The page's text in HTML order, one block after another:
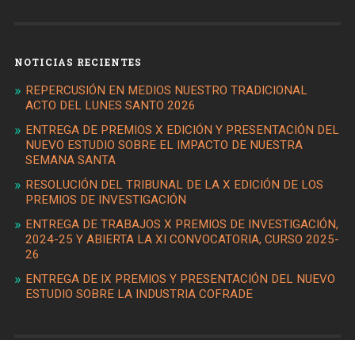
NOTICIAS RECIENTES
REPERCUSIÓN EN MEDIOS NUESTRO TRADICIONAL
ACTO DEL LUNES SANTO 2026
ENTREGA DE PREMIOS X EDICIÓN Y PRESENTACIÓN DEL
NUEVO ESTUDIO SOBRE EL IMPACTO DE NUESTRA
SEMANA SANTA
RESOLUCIÓN DEL TRIBUNAL DE LA X EDICIÓN DE LOS
PREMIOS DE INVESTIGACIÓN
ENTREGA DE TRABAJOS X PREMIOS DE INVESTIGACIÓN,
2024-25 Y ABIERTA LA XI CONVOCATORIA, CURSO 2025-
26
ENTREGA DE IX PREMIOS Y PRESENTACIÓN DEL NUEVO
ESTUDIO SOBRE LA INDUSTRIA COFRADE